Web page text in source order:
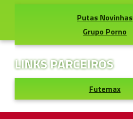
Putas Novinhas
Grupo Porno
LINKS PARCEIROS
Futemax